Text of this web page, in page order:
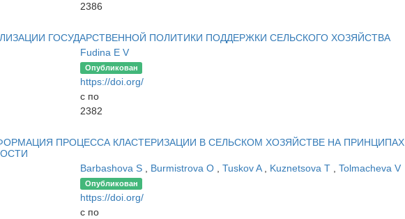
2386
ГОСУДАРСТВЕННОЙ ПОЛИТИКИ ПОДДЕРЖКИ СЕЛЬСКОГО ХОЗЯЙСТВА
Fudina E V
Опубликован
https://doi.org/
с по
2382
ПРОЦЕССА КЛАСТЕРИЗАЦИИ В СЕЛЬСКОМ ХОЗЯЙСТВЕ НА ПРИНЦИПАХ
Barbashova S Burmistrova O Tuskov A Kuznetsova T
Tolmacheva V
Опубликован
https://doi.org/
с по